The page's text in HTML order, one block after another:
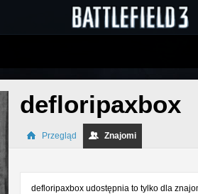
RANKINGI
defloripaxbox
Przegląd Znajomi
defloripaxbox udostępnia to tylko dla